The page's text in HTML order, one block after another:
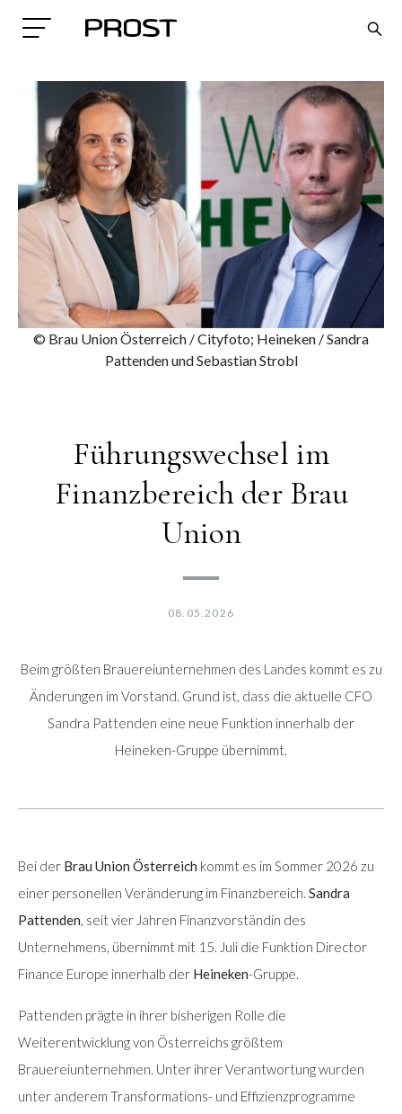
Search
© Brau Union Österreich / Cityfoto; Heineken / Sandra
Pattenden und Sebastian Strobl
Führungswechsel im
Finanzbereich der Brau
Union
08.05.2026
Beim größten Brauereiunternehmen des Landes kommt es zu
Änderungen im Vorstand. Grund ist, dass die aktuelle CFO
Sandra Pattenden eine neue Funktion innerhalb der
Heineken-Gruppe übernimmt.
Bei der Brau Union Österreich kommt es im Sommer 2026 zu
einer personellen Veränderung im Finanzbereich. Sandra
Pattenden, seit vier Jahren Finanzvorständin des
Unternehmens, übernimmt mit 15. Juli die Funktion Director
Finance Europe innerhalb der Heineken-Gruppe.
Pattenden prägte in ihrer bisherigen Rolle die
Weiterentwicklung von Österreichs größtem
Brauereiunternehmen. Unter ihrer Verantwortung wurden
unter anderem Transformations- und Effizienzprogramme